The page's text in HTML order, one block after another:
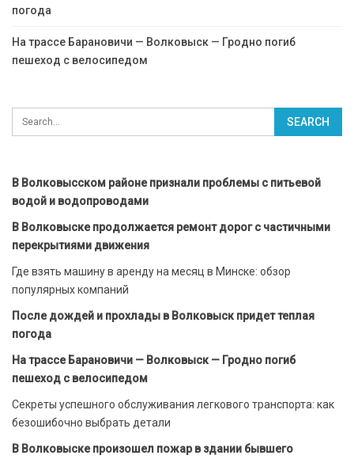
погода
На трассе Барановичи — Волковыск — Гродно погиб
пешеход с велосипедом
В Волковысском районе признали проблемы с питьевой
водой и водопроводами
В Волковыске продолжается ремонт дорог с частичными
перекрытиями движения
Где взять машину в аренду на месяц в Минске: обзор
популярных компаний
После дождей и прохлады в Волковыск придет теплая
погода
На трассе Барановичи — Волковыск — Гродно погиб
пешеход с велосипедом
Секреты успешного обслуживания легкового транспорта: как
безошибочно выбрать детали
В Волковыске произошел пожар в здании бывшего